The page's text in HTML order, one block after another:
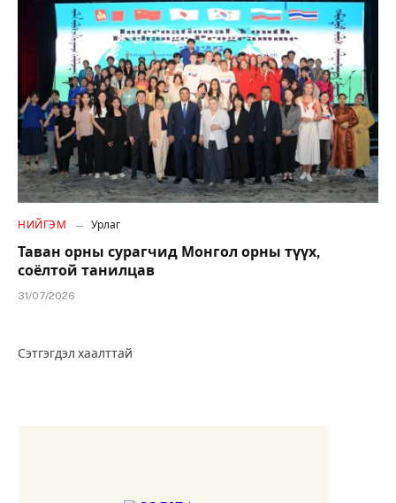
НИЙГЭМ Урлаг
Таван орны сурагчид Монгол орны түүх,
соёлтой танилцав
31/07/2026
Сэтгэгдэл хаалттай